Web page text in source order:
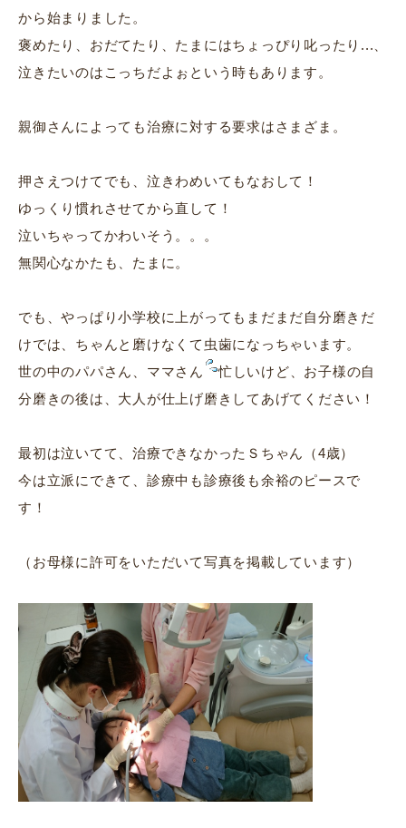
から始まりました。
褒めたり、おだてたり、たまにはちょっぴり叱ったり...、
泣きたいのはこっちだよぉという時もあります。
親御さんによっても治療に対する要求はさまざま。
押さえつけてでも、泣きわめいてもなおして！
ゆっくり慣れさせてから直して！
泣いちゃってかわいそう。。。
無関心なかたも、たまに。
でも、やっぱり小学校に上がってもまだまだ自分磨きだ
けでは、ちゃんと磨けなくて虫歯になっちゃいます。
世の中のパパさん、ママさん
忙しいけど、お子様の自
分磨きの後は、大人が仕上げ磨きしてあげてください！
最初は泣いてて、治療できなかったＳちゃん（4歳）
今は立派にできて、診療中も診療後も余裕のピースで
す！
（お母様に許可をいただいて写真を掲載しています）